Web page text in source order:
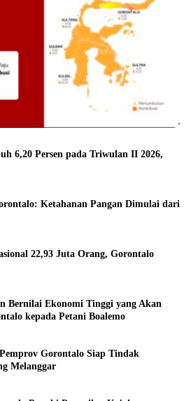
6,20 Persen pada Triwulan II 2026,
Ketahanan Pangan Dimulai dari
22,93 Juta Orang, Gorontalo
Bernilai Ekonomi Tinggi yang Akan
kepada Petani Boalemo
Gorontalo Siap Tindak
Melanggar